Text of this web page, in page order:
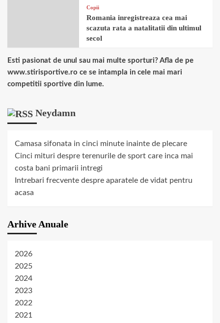
Copii
Romania inregistreaza cea mai
scazuta rata a natalitatii din ultimul
secol
Esti pasionat de unul sau mai multe sporturi? Afla de pe
www.stirisportive.ro ce se intampla in cele mai mari
competitii sportive din lume.
Neydamn
Camasa sifonata in cinci minute inainte de plecare
Cinci mituri despre terenurile de sport care inca mai
costa bani primarii intregi
Intrebari frecvente despre aparatele de vidat pentru
acasa
Arhive Anuale
2026
2025
2024
2023
2022
2021